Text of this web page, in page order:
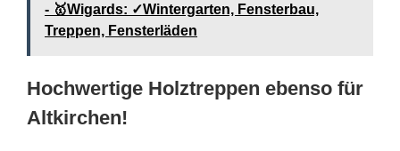
- 🥇Wigards: ✓Wintergarten, Fensterbau,
Treppen, Fensterläden
Hochwertige Holztreppen ebenso für
Altkirchen!